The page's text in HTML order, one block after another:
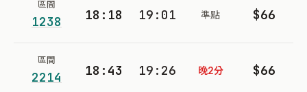
區間
1238 18:18 19:01 準點 $66
區間
2214 18:43 19:26 晚2分 $66